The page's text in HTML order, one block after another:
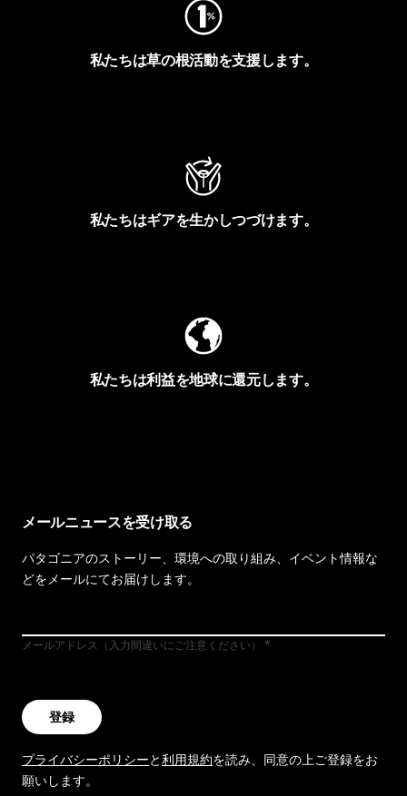
私たちは草の根活動を支援します。
私たちはギアを生かしつづけます。
私たちは利益を地球に還元します。
メールニュースを受け取る
パタゴニアのストーリー、環境への取り組み、イベント情報な
どをメールにてお届けします。
メールアドレス（入力間違いにご注意ください）
登録
プライバシーポリシーと利用規約を読み、同意の上ご登録をお
願いします。